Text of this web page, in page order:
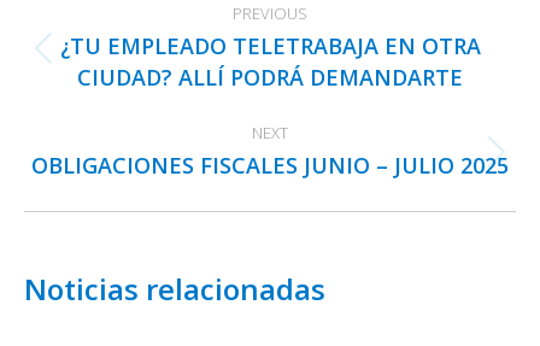
navigation
PREVIOUS
Previous
post:
¿TU EMPLEADO TELETRABAJA EN OTRA
CIUDAD? ALLÍ PODRÁ DEMANDARTE
NEXT
Next
OBLIGACIONES FISCALES JUNIO – JULIO 2025
Noticias relacionadas